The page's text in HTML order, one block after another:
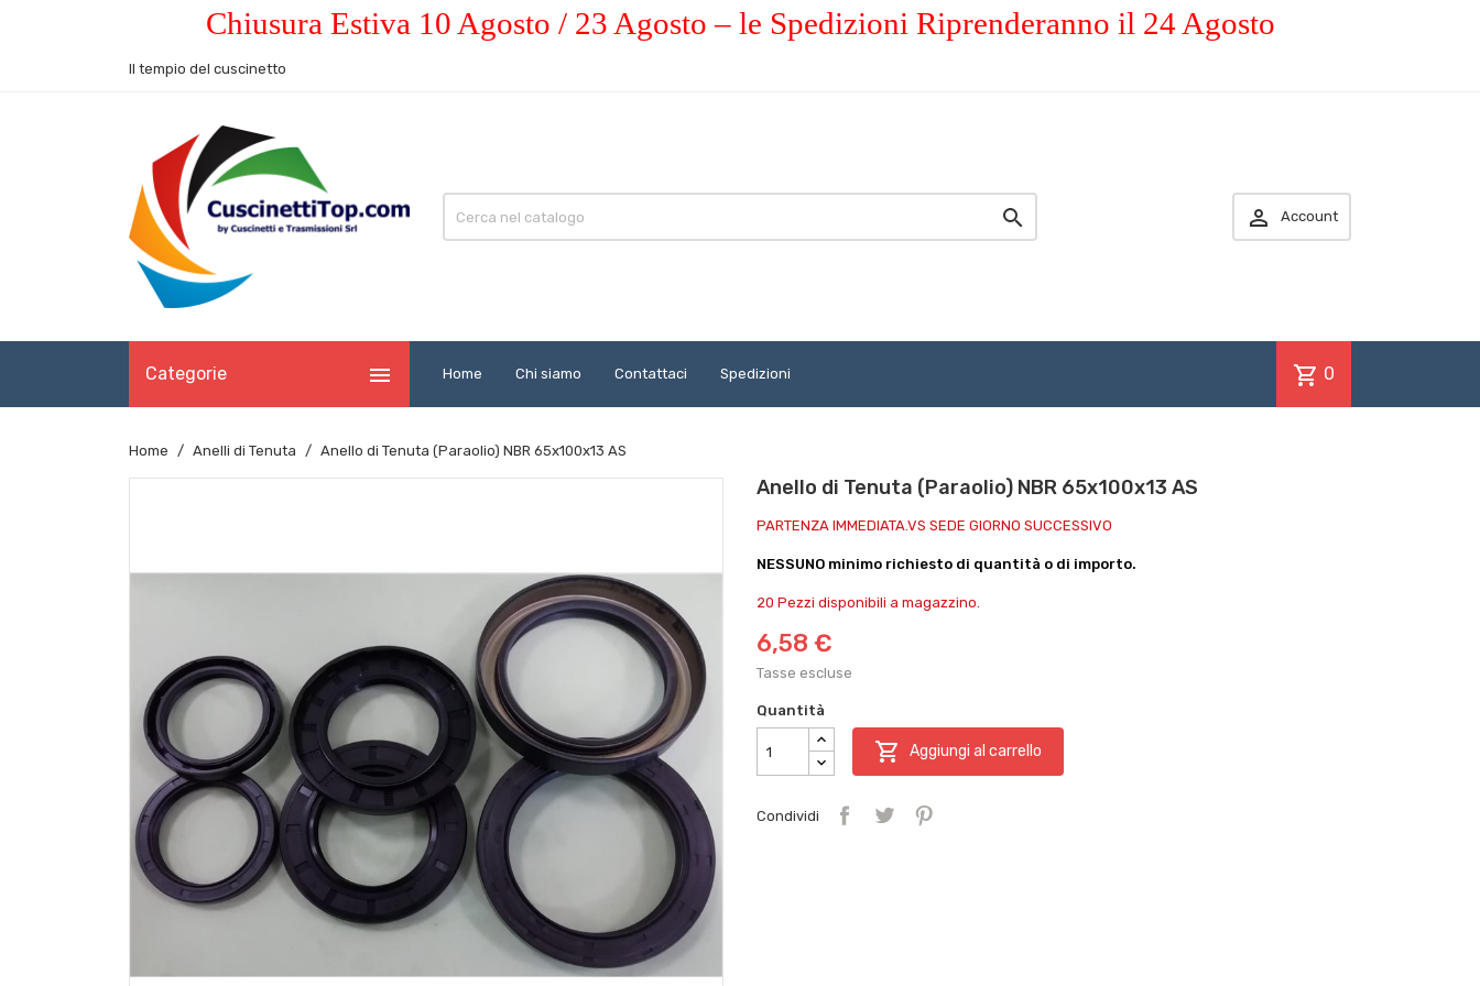
Chiusura Estiva 10 Agosto / 23 Agosto – le Spedizioni Riprenderanno il 24 Agosto
Il tempio del cuscinetto
  Account
Categorie  Home Chi siamo Contattaci Spedizioni shopping_cart 0
Home Anelli di Tenuta Anello di Tenuta (Paraolio) NBR 65x100x13 AS
Anello di Tenuta (Paraolio) NBR 65x100x13 AS
PARTENZA IMMEDIATA.VS SEDE GIORNO SUCCESSIVO
NESSUNO minimo richiesto di quantità o di importo.
20 Pezzi disponibili a magazzino.
6,58 €
Tasse escluse
Quantità
 Aggiungi al carrello
Condividi